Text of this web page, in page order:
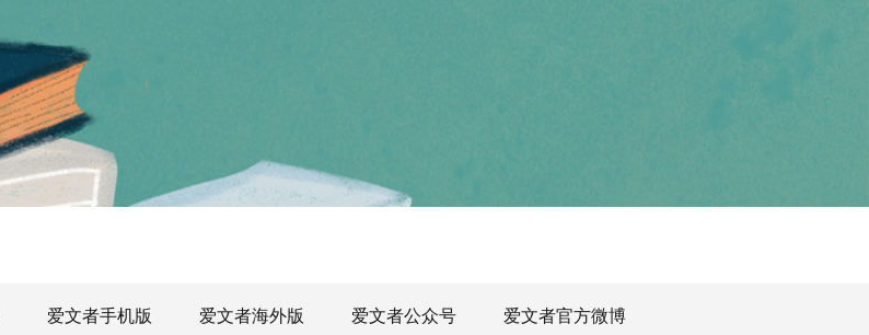
爱文者手机版 爱文者海外版 爱文者公众号 爱文者官方微博